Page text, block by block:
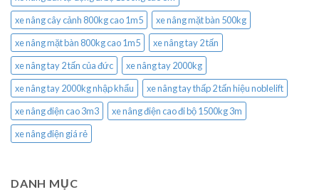
xe nâng cây cảnh 800kg cao 1m5
xe nâng mặt bàn 500kg
xe nâng mặt bàn 800kg cao 1m5
xe nâng tay 2 tấn
xe nâng tay 2 tấn của đức
xe nâng tay 2000kg
xe nâng tay 2000kg nhập khẩu
xe nâng tay thấp 2 tấn hiệu noblelift
xe nâng điện cao 3m3
xe nâng điện cao đi bộ 1500kg 3m
xe nâng điện giá rẻ
DANH MỤC